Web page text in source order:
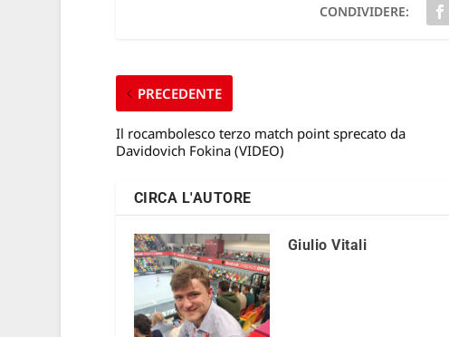
CONDIVIDERE:
PRECEDENTE
Il rocambolesco terzo match point sprecato da
Davidovich Fokina (VIDEO)
CIRCA L'AUTORE
Giulio Vitali